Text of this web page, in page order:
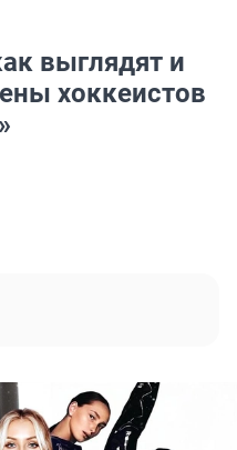
выглядят и
хоккеистов